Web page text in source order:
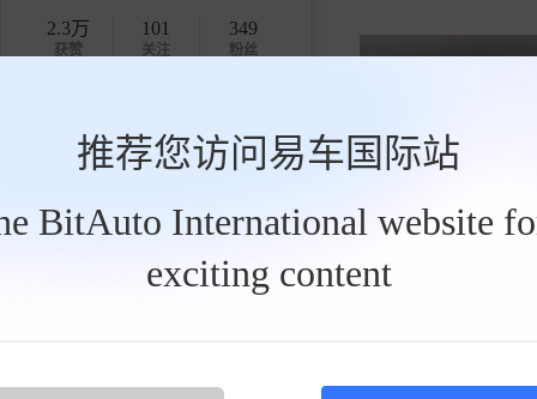
推荐您访问易车国际站
BitAuto International website
exciting content
2.3万
获赞
101
关注
349
粉丝
北星小岛等风酱 2026-